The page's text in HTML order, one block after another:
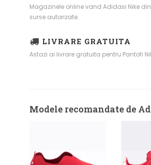
Magazinele online vand Adidasi Nike din
surse autorizate.
LIVRARE GRATUITA
Astazi ai livrare gratuita pentru Pantofi
Modele recomandate de